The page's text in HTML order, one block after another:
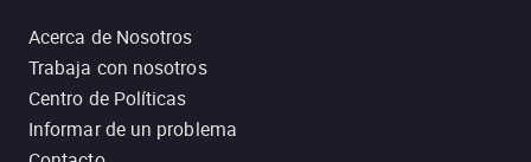
Acerca de Nosotros
Trabaja con nosotros
Centro de Políticas
Informar de un problema